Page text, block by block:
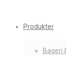
Produkter
Bageri